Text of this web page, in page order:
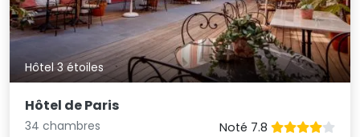
Hôtel 3 étoiles
Hôtel de Paris
34 chambres
Noté 7.8